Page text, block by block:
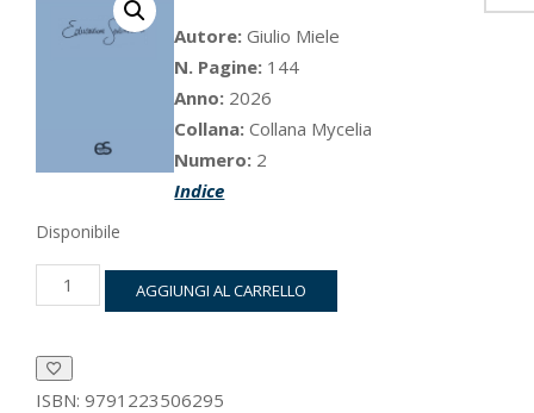
originale
era:
€12.00.
attuale
è:
Autore:Giulio Miele
N. Pagine: 144
Anno: 2026
Collana:Collana Mycelia
Numero: 2
Indice
Disponibile
Educazione
sentimentaleAGGIUNGI AL CARRELLO
ISBN: 9791223506295